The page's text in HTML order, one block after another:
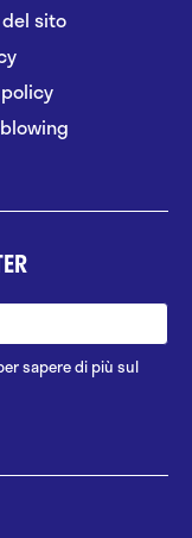
sito
sapere di più sul